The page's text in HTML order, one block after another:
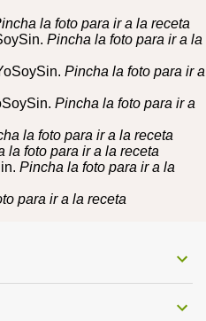
la foto para ir a la receta
Pincha la foto para ir a la
Pincha la foto para ir a
Pincha la foto para ir a
la foto para ir a la receta
la foto para ir a la receta
Pincha la foto para ir a la
para ir a la receta